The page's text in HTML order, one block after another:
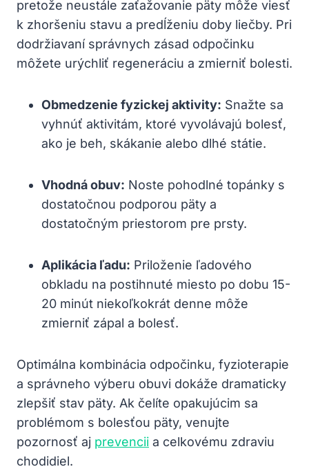
pretože neustále zaťažovanie päty môže viesť
k zhoršeniu stavu a predĺženiu doby liečby. Pri
dodržiavaní správnych zásad odpočinku
môžete urýchliť regeneráciu a zmierniť bolesti.
Obmedzenie fyzickej aktivity: Snažte sa
vyhnúť aktivitám, ktoré vyvolávajú bolesť,
ako je beh, skákanie alebo dlhé státie.
Vhodná obuv: Noste pohodlné topánky s
dostatočnou podporou päty a
dostatočným priestorom pre prsty.
Aplikácia ľadu: Priloženie ľadového
obkladu na postihnuté miesto po dobu 15-
20 minút niekoľkokrát denne môže
zmierniť zápal a bolesť.
Optimálna kombinácia odpočinku, fyzioterapie
a správneho výberu obuvi dokáže dramaticky
zlepšiť stav päty. Ak čelíte opakujúcim sa
problémom s bolesťou päty, venujte
pozornosť aj prevencii a celkovému zdraviu
chodidiel.